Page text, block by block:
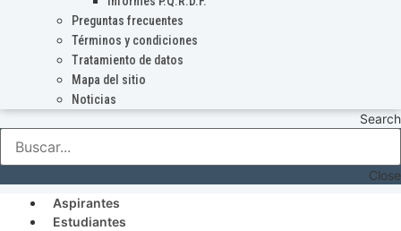
Preguntas frecuentes
Términos y condiciones
Tratamiento de datos
Mapa del sitio
Noticias
Search
Close
Aspirantes
Estudiantes